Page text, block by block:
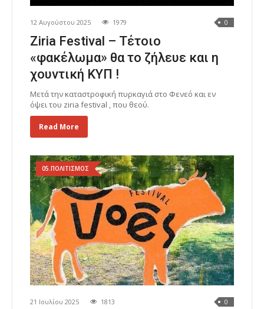
12 Αυγούστου 2025 1979 0
Ziria Festival – Τέτοιο
«φακέλωμα» θα το ζήλευε και η
χουντική ΚΥΠ !
Μετά την καταστροφική πυρκαγιά στο Φενεό και εν
όψει του ziria festival , που θεού.
Read More
05.ΠΟΛΙΤΙΣΜΟΣ
21 Ιουλίου 2025 1813 0